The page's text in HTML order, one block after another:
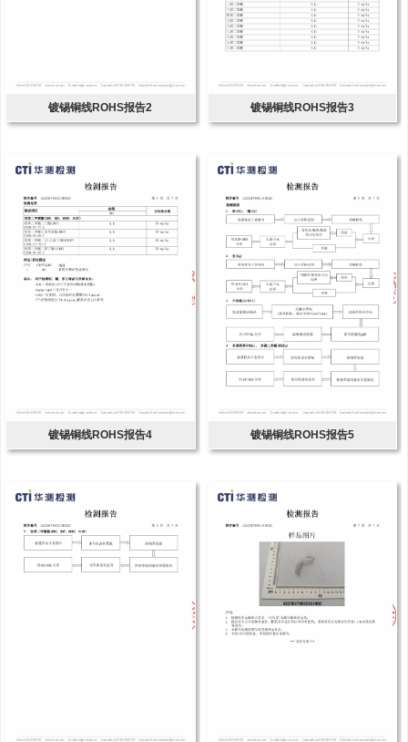
镀锡铜线ROHS报告2 镀锡铜线ROHS报告3
镀锡铜线ROHS报告4 镀锡铜线ROHS报告5